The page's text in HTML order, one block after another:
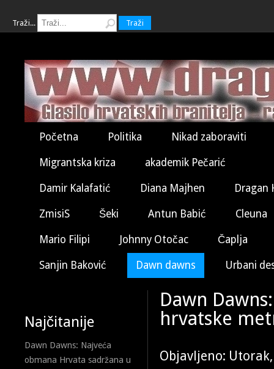
Traži... Traži
Početna Politika Nikad zaboraviti
Migrantska kriza akademik Pečarić
Damir Kalafatić Diana Majhen Dragan
ZmisiS Šeki Antun Babić Cleuna
Mario Filipi Johnny Otočac Čaplja
Sanjin Baković Dawn dawns Urbani
Najčitanije
Dawn Dawns: Najveća
obmana Hrvata sadržana u
Dawn
hrvatske
Objavljeno: